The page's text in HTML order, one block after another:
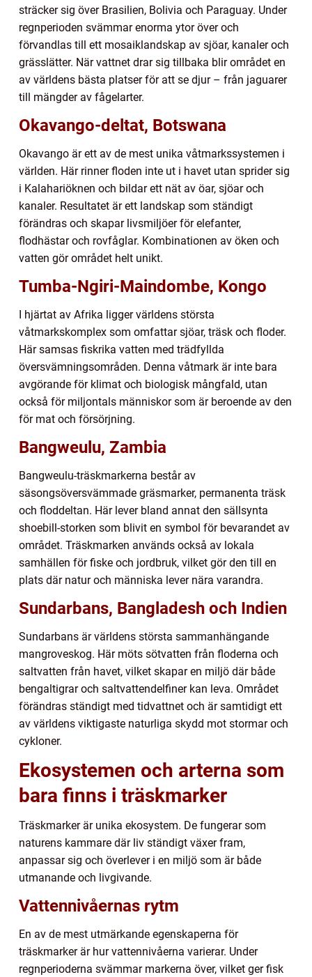
sträcker sig över Brasilien, Bolivia och Paraguay. Under
regnperioden svämmar enorma ytor över och
förvandlas till ett mosaiklandskap av sjöar, kanaler och
grässlätter. När vattnet drar sig tillbaka blir området en
av världens bästa platser för att se djur – från jaguarer
till mängder av fågelarter.
Okavango-deltat, Botswana
Okavango är ett av de mest unika våtmarkssystemen i
världen. Här rinner floden inte ut i havet utan sprider sig
i Kalahariöknen och bildar ett nät av öar, sjöar och
kanaler. Resultatet är ett landskap som ständigt
förändras och skapar livsmiljöer för elefanter,
flodhästar och rovfåglar. Kombinationen av öken och
vatten gör området helt unikt.
Tumba-Ngiri-Maindombe, Kongo
I hjärtat av Afrika ligger världens största
våtmarkskomplex som omfattar sjöar, träsk och floder.
Här samsas fiskrika vatten med trädfyllda
översvämningsområden. Denna våtmark är inte bara
avgörande för klimat och biologisk mångfald, utan
också för miljontals människor som är beroende av den
för mat och försörjning.
Bangweulu, Zambia
Bangweulu-träskmarkerna består av
säsongsöversvämmade gräsmarker, permanenta träsk
och floddeltan. Här lever bland annat den sällsynta
shoebill-storken som blivit en symbol för bevarandet av
området. Träskmarken används också av lokala
samhällen för fiske och jordbruk, vilket gör den till en
plats där natur och människa lever nära varandra.
Sundarbans, Bangladesh och Indien
Sundarbans är världens största sammanhängande
mangroveskog. Här möts sötvatten från floderna och
saltvatten från havet, vilket skapar en miljö där både
bengaltigrar och saltvattendelfiner kan leva. Området
förändras ständigt med tidvattnet och är samtidigt ett
av världens viktigaste naturliga skydd mot stormar och
cykloner.
Ekosystemen och arterna som
bara finns i träskmarker
Träskmarker är unika ekosystem. De fungerar som
naturens kammare där liv ständigt växer fram,
anpassar sig och överlever i en miljö som är både
utmanande och livgivande.
Vattennivåernas rytm
En av de mest utmärkande egenskaperna för
träskmarker är hur vattennivåerna varierar. Under
regnperioderna svämmar markerna över, vilket ger fisk